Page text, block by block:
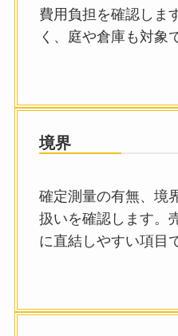
費用負担を確認しま
く、庭や倉庫も対象
境界
確定測量の有無、境
扱いを確認します。
に直結しやすい項目